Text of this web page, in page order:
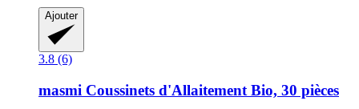
Ajouter
3.8 (6)
masmi Coussinets d'Allaitement Bio, 30 pièces